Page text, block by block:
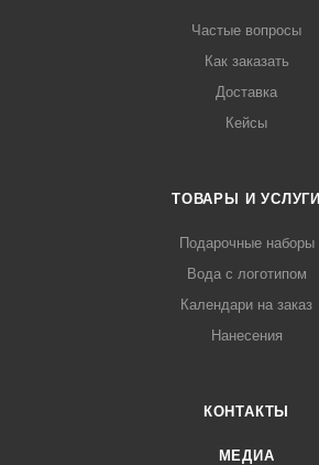
Частые вопросы
Как заказать
Доставка
Кейсы
ТОВАРЫ И УСЛУГИ
Подарочные наборы
Вода с логотипом
Календари на заказ
Нанесения
КОНТАКТЫ
МЕДИА